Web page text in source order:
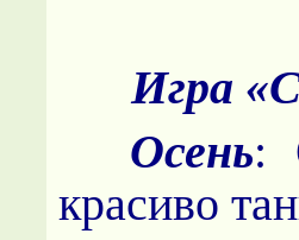
Игра
Осень:
красиво